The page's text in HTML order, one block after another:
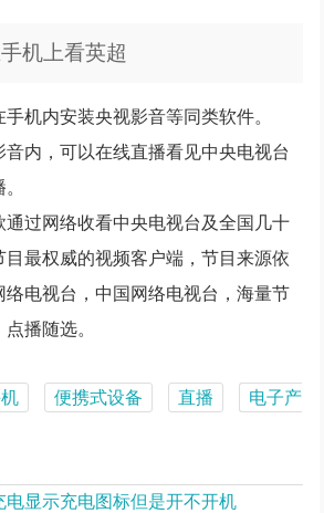
机上看英超
机内安装央视影音等同类软件。
音内，可以在线直播看见中央电视台
通过网络收看中央电视台及全国几十
目最权威的视频客户端，节目来源依
络电视台，中国网络电视台，海量节
播随选。
便携式设备 直播
电子产
电显示充电图标但是开不开机